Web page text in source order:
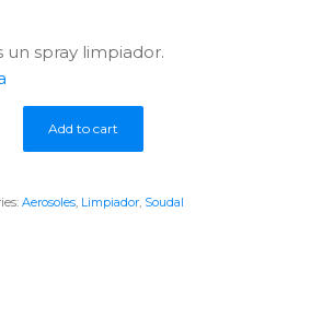
un spray limpiador.
Add to cart
Aerosoles, Limpiador, Soudal